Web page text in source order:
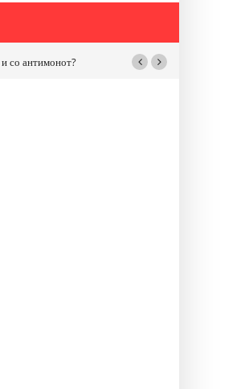
антимонот? Почнува реконструкцијата на